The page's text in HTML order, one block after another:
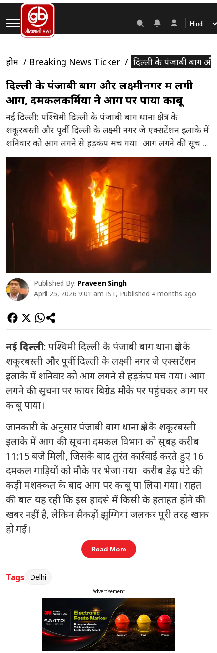
होम Breaking News Ticker दिल्ली के पंजाबी बाग
दिल्ली के पंजाबी बाग और लक्ष्मीनगर में लगी
आग, दमकलकर्मियों ने आग पर पाया काबू
नई दिल्ली: पश्चिमी दिल्ली के पंजाबी बाग थाना क्षेत्र के
शकूरबस्ती और पूर्वी दिल्ली के लक्ष्मी नगर जे एक्सटेंशन इलाके में
शनिवार को आग लगने से हड़कंप मच गया। आग लगने की सूचना
पर फायर बिग्रेड मौके पर पहुंचकर आग पर काबू पाया। जानकारी
के अनुसार पंजाबी बाग थाना क्षेत्र के शकूरबस्ती इलाके में आग
Published By: Praveen Singh
April 25, 2026 9:01 am IST, Published 4 months ago
नई दिल्ली: पश्चिमी दिल्ली के पंजाबी बाग थाना क्षेत्र के
शकूरबस्ती और पूर्वी दिल्ली के लक्ष्मी नगर जे एक्सटेंशन
इलाके में शनिवार को आग लगने से हड़कंप मच गया। आग
लगने की सूचना पर फायर बिग्रेड मौके पर पहुंचकर आग पर
काबू पाया।
जानकारी के अनुसार पंजाबी बाग थाना क्षेत्र के शकूरबस्ती
इलाके में आग की सूचना दमकल विभाग को सुबह करीब
11:15 बजे मिली, जिसके बाद तुरंत कार्रवाई करते हुए 16
दमकल गाड़ियों को मौके पर भेजा गया। करीब डेढ़ घंटे की
कड़ी मशक्कत के बाद आग पर काबू पा लिया गया। राहत
की बात यह रही कि इस हादसे में किसी के हताहत होने की
खबर नहीं है, लेकिन सैकड़ों झुग्गियां जलकर पूरी तरह खाक
हो गईं।
केंद्रीय मंत्री जितेंद्र सिंह ने राहुल गांधी से की
मुलाकात
प्रत्यक्षदर्शियों के मुताबिक आग इतनी तेजी से फैली कि लोगों
Read More
Tags Delhi
Advertisement